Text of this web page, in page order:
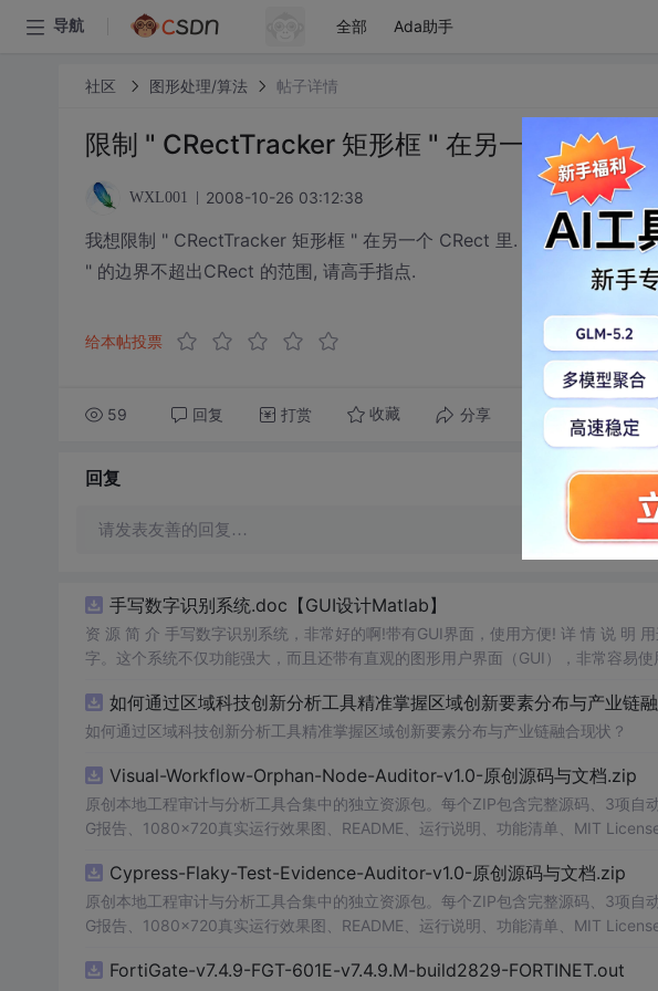
导航 全部 Ada助手
社区 图形处理/算法 帖子详情
限制 " CRectTracker 矩形框 " 在另一个 CRect
WXL001 2008-10-26 03:12:38
我想限制 " CRectTracker 矩形框 " 在另一个 CRect 里. 移动整个 "
" 的边界不超出CRect 的范围, 请高手指点.
给本帖投票
59 回复 打赏 收藏 分享 转发到动态
回复
请发表友善的回复…
手写数字识别系统.doc【GUI设计Matlab】
资 源 简 介 手写数字识别系统，非常好的啊!带有GUI界面，使用方便! 详 情 说 明
字。这个系统不仅功能强大，而且还带有直观的图形用户界面（GUI），非常容易
便和实用的工具，你一定会喜欢它的！
如何通过区域科技创新分析工具精准掌握区域创新要素分布与产业链
如何通过区域科技创新分析工具精准掌握区域创新要素分布与产业链融合现状？
Visual-Workflow-Orphan-Node-Auditor-v1.0-原创源码与文档.zip
原创本地工程审计与分析工具合集中的独立资源包。每个ZIP包含完整源码、3项
G报告、1080×720真实运行效果图、README、运行说明、功能清单、MIT
源码、Logo、官方截图、论文、生产日志或其他受限素材。适合前端开发、AI应用
Cypress-Flaky-Test-Evidence-Auditor-v1.0-原创源码与文档.zip
原创本地工程审计与分析工具合集中的独立资源包。每个ZIP包含完整源码、3项
G报告、1080×720真实运行效果图、README、运行说明、功能清单、MIT
源码、Logo、官方截图、论文、生产日志或其他受限素材。适合前端开发、AI应用
FortiGate-v7.4.9-FGT-601E-v7.4.9.M-build2829-FORTINET.out